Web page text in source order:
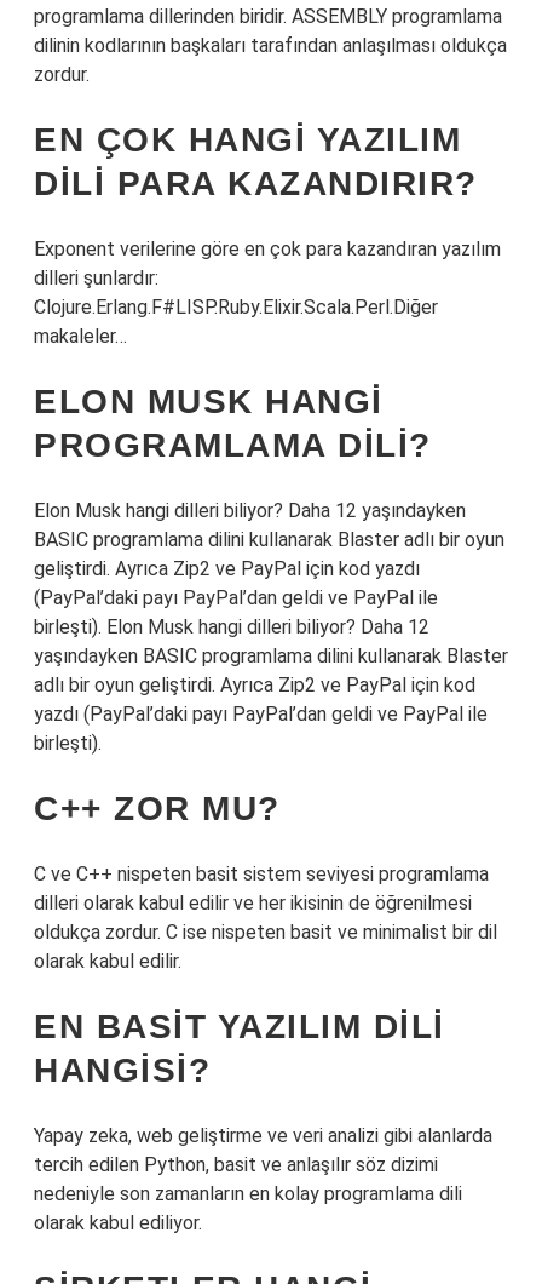
programlama dillerinden biridir. ASSEMBLY programlama
dilinin kodlarının başkaları tarafından anlaşılması oldukça
zordur.
EN ÇOK HANGI YAZILIM
DILI PARA KAZANDIRIR?
Exponent verilerine göre en çok para kazandıran yazılım
dilleri şunlardır:
Clojure.Erlang.F#LISP.Ruby.Elixir.Scala.Perl.Diğer
makaleler…
ELON MUSK HANGI
PROGRAMLAMA DILI?
Elon Musk hangi dilleri biliyor? Daha 12 yaşındayken
BASIC programlama dilini kullanarak Blaster adlı bir oyun
geliştirdi. Ayrıca Zip2 ve PayPal için kod yazdı
(PayPal’daki payı PayPal’dan geldi ve PayPal ile
birleşti). Elon Musk hangi dilleri biliyor? Daha 12
yaşındayken BASIC programlama dilini kullanarak Blaster
adlı bir oyun geliştirdi. Ayrıca Zip2 ve PayPal için kod
yazdı (PayPal’daki payı PayPal’dan geldi ve PayPal ile
birleşti).
C++ ZOR MU?
C ve C++ nispeten basit sistem seviyesi programlama
dilleri olarak kabul edilir ve her ikisinin de öğrenilmesi
oldukça zordur. C ise nispeten basit ve minimalist bir dil
olarak kabul edilir.
EN BASIT YAZILIM DILI
HANGISI?
Yapay zeka, web geliştirme ve veri analizi gibi alanlarda
tercih edilen Python, basit ve anlaşılır söz dizimi
nedeniyle son zamanların en kolay programlama dili
olarak kabul ediliyor.